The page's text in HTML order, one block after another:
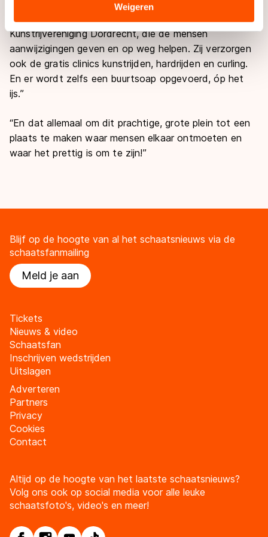
Sommige partners kunnen gegevens doorgeven aan
landen buiten de EU, zoals de VS, waar mogelijk geen
adequaat beschermingsniveau geldt volgens de GDPR.
Door op ‘Toestaan’ te klikken, stemt u in met deze
overdracht. Meer informatie vindt u in onscookiebeleid
Weigeren
de hele buurt. Op het ijs worden we geholpen door
trainers van Schaatsvereniging Rotterdam en de
Kunstrijvereniging Dordrecht, die de mensen
aanwijzigingen geven en op weg helpen. Zij verzorgen
ook de gratis clinics kunstrijden, hardrijden en curling.
En er wordt zelfs een buurtsoap opgevoerd, óp het
ijs.”
“En dat allemaal om dit prachtige, grote plein tot een
plaats te maken waar mensen elkaar ontmoeten en
waar het prettig is om te zijn!”
Blijf op de hoogte van al het schaatsnieuws via de
schaatsfanmailing
Meld je aan
Tickets
Nieuws & video
Schaatsfan
Inschrijven wedstrijden
Uitslagen
Adverteren
Partners
Privacy
Cookies
Contact
Altijd op de hoogte van het laatste schaatsnieuws?
Volg ons ook op social media voor alle leuke
schaatsfoto's, video's en meer!